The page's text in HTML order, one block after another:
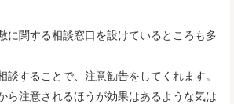
に関する相談窓口を設けているところも多
談することで、注意勧告をしてくれます。
ら注意されるほうが効果はあるような気は